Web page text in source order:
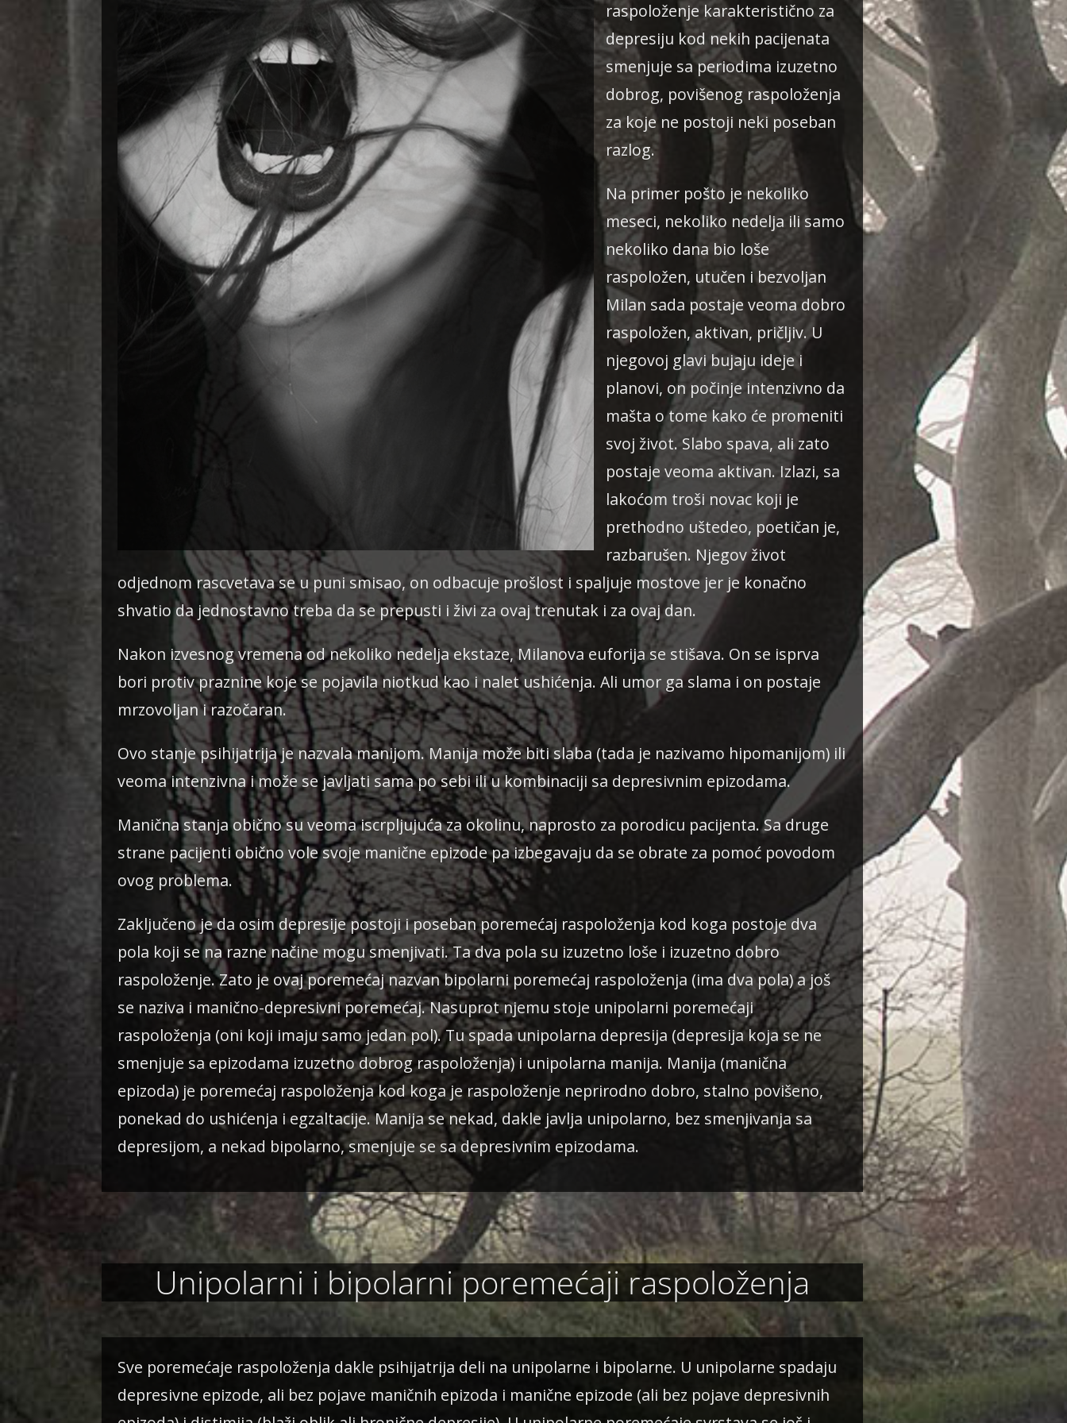
raspoloženje karakteristično za
depresiju kod nekih pacijenata
smenjuje sa periodima izuzetno
dobrog, povišenog raspoloženja
za koje ne postoji neki poseban
razlog.
Na primer pošto je nekoliko
meseci, nekoliko nedelja ili samo
nekoliko dana bio loše
raspoložen, utučen i bezvoljan
Milan sada postaje veoma dobro
raspoložen, aktivan, pričljiv. U
njegovoj glavi bujaju ideje i
planovi, on počinje intenzivno da
mašta o tome kako će promeniti
svoj život. Slabo spava, ali zato
postaje veoma aktivan. Izlazi, sa
lakoćom troši novac koji je
prethodno uštedeo, poetičan je,
razbarušen. Njegov život
odjednom rascvetava se u puni smisao, on odbacuje prošlost i spaljuje mostove jer je konačno
shvatio da jednostavno treba da se prepusti i živi za ovaj trenutak i za ovaj dan.
Nakon izvesnog vremena od nekoliko nedelja ekstaze, Milanova euforija se stišava. On se isprva
bori protiv praznine koje se pojavila niotkud kao i nalet ushićenja. Ali umor ga slama i on postaje
mrzovoljan i razočaran.
Ovo stanje psihijatrija je nazvala manijom. Manija može biti slaba (tada je nazivamo hipomanijom) ili
veoma intenzivna i može se javljati sama po sebi ili u kombinaciji sa depresivnim epizodama.
Manična stanja obično su veoma iscrpljujuća za okolinu, naprosto za porodicu pacijenta. Sa druge
strane pacijenti obično vole svoje manične epizode pa izbegavaju da se obrate za pomoć povodom
ovog problema.
Zaključeno je da osim depresije postoji i poseban poremećaj raspoloženja kod koga postoje dva
pola koji se na razne načine mogu smenjivati. Ta dva pola su izuzetno loše i izuzetno dobro
raspoloženje. Zato je ovaj poremećaj nazvan bipolarni poremećaj raspoloženja (ima dva pola) a još
se naziva i manično-depresivni poremećaj. Nasuprot njemu stoje unipolarni poremećaji
raspoloženja (oni koji imaju samo jedan pol). Tu spada unipolarna depresija (depresija koja se ne
smenjuje sa epizodama izuzetno dobrog raspoloženja) i unipolarna manija. Manija (manična
epizoda) je poremećaj raspoloženja kod koga je raspoloženje neprirodno dobro, stalno povišeno,
ponekad do ushićenja i egzaltacije. Manija se nekad, dakle javlja unipolarno, bez smenjivanja sa
depresijom, a nekad bipolarno, smenjuje se sa depresivnim epizodama.
Unipolarni i bipolarni poremećaji raspoloženja
Sve poremećaje raspoloženja dakle psihijatrija deli na unipolarne i bipolarne. U unipolarne spadaju
depresivne epizode, ali bez pojave maničnih epizoda i manične epizode (ali bez pojave depresivnih